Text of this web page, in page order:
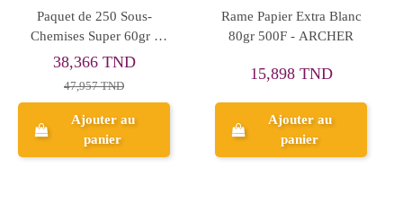
Boite D'archive Dos 10 cm
Archidoc
3,513 TND
4,391 TND
Ajouter au
panier
Classeur à levier (Chrono)
Dos 80mm EXPERT Violet
Ajouter au
panier